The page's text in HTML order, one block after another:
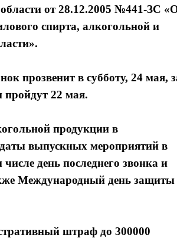
области от 28.12.2005 №441-ЗС
спирта, алкогольной и
прозвенит в субботу, 24 мая,
22 мая.
продукции в
даты выпускных мероприятий в
день последнего звонка и
Международный день защиты
штраф до 300000